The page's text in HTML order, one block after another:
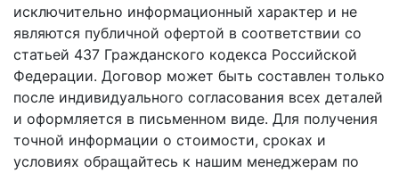
исключительно информационный характер и не
являются публичной офертой в соответствии со
статьей 437 Гражданского кодекса Российской
Федерации. Договор может быть составлен только
после индивидуального согласования всех деталей
и оформляется в письменном виде. Для получения
точной информации о стоимости, сроках и
условиях обращайтесь к нашим менеджерам по